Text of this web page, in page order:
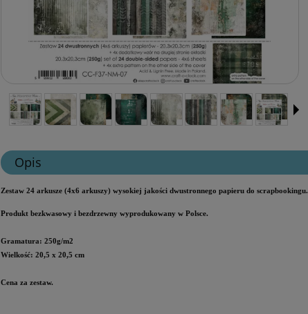
Opis
Zestaw 24 arkusze (4x6 arkuszy) wysokiej jakości dwustronnego papieru do scrapbookingu.
Produkt bezkwasowy i bezdrzewny wyprodukowany w Polsce.
Gramatura: 250g/m2
Wielkość: 20,5 x 20,5 cm
Cena za zestaw.